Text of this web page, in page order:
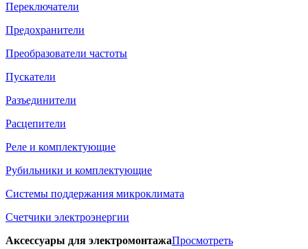
Переключатели
Предохранители
Преобразователи частоты
Пускатели
Разъединители
Расцепители
Реле и комплектующие
Рубильники и комплектующие
Системы поддержания микроклимата
Счетчики электроэнергии
Аксессуары для электромонтажаПросмотреть